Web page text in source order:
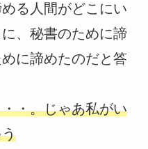
る人間がどこにい
、秘書のために諦
に諦めたのだと答
・。じゃあ私がい